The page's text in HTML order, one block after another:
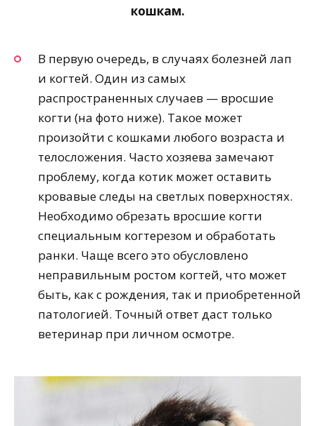
кошкам.
В первую очередь, в случаях болезней лап
и когтей. Один из самых
распространенных случаев — вросшие
когти (на фото ниже). Такое может
произойти с кошками любого возраста и
телосложения. Часто хозяева замечают
проблему, когда котик может оставить
кровавые следы на светлых поверхностях.
Необходимо обрезать вросшие когти
специальным когтерезом и обработать
ранки. Чаще всего это обусловлено
неправильным ростом когтей, что может
быть, как с рождения, так и приобретенной
патологией. Точный ответ даст только
ветеринар при личном осмотре.